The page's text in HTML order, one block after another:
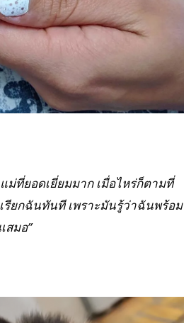
แม่ที่ยอดเยี่ยมมาก เมื่อไหร่ก็ตามที่
รียกฉันทันที เพราะมันรู้ว่าฉันพร้อม
สมอ”